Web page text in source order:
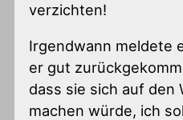
verzichten!
Irgendwann meldete
er gut
dass sie sich auf den
machen würde, ich